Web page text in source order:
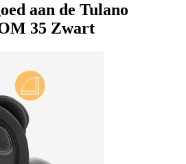
aan de Tulano
35 Zwart